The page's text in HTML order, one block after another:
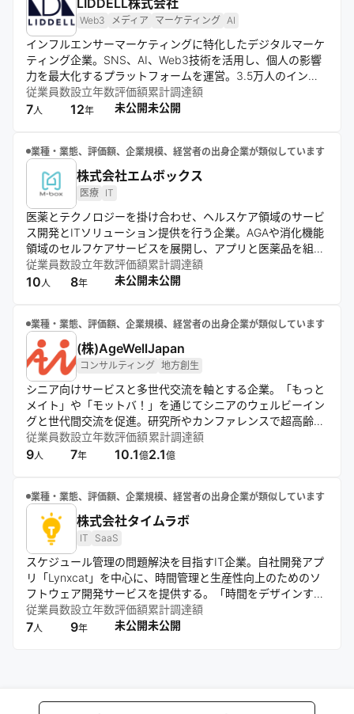
LIDDELL株式会社
Web3 メディア マーケティング AI
インフルエンサーマーケティングに特化したデジタルマーケ
ティング企業。SNS、AI、Web3技術を活用し、個人の影響
力を最大化するプラットフォームを運営。3.5万人のインフ
ルエンサーネットワークを駆使し、低コストで効果的なマー
ケティングサービスを提供。自社開発のアプリやメディアを
従業員数
7人
設立年数
12年
評価額
未公開
累計調達額
未公開
業種・業態、評価額、企業規模、経営者の出身企業が類似しています
株式会社エムボックス
医療 IT
医薬とテクノロジーを掛け合わせ、ヘルスケア領域のサービ
ス開発とITソリューション提供を行う企業。AGAや消化機能
領域のセルフケアサービスを展開し、アプリと医薬品を組み
合わせたプロダクトを開発。症状データに基づく最適なケア
を提供し、テクノロジーの力でセルフメディケーションのあ
従業員数
10人
設立年数
8年
評価額
未公開
累計調達額
未公開
業種・業態、評価額、企業規模、経営者の出身企業が類似しています
(株)AgeWellJapan
コンサルティング 地方創生
シニア向けサービスと多世代交流を軸とする企業。「もっと
メイト」や「モットバ！」を通じてシニアのウェルビーイン
グと世代間交流を促進。研究所やカンファレンスで超高齢社
会の課題を探求し、企業・自治体向けコンサルティングも展
開。「Age-Well」の概念普及を目指す。
従業員数
9人
設立年数
7年
評価額
10.1億
累計調達額
2.1億
業種・業態、評価額、企業規模、経営者の出身企業が類似しています
株式会社タイムラボ
IT SaaS
スケジュール管理の問題解決を目指すIT企業。自社開発アプ
リ「Lynxcat」を中心に、時間管理と生産性向上のためのソ
フトウェア開発サービスを提供する。「時間をデザインす
る」をコンセプトに、国内外での事業展開と組織拡大を図
る。
従業員数
7人
設立年数
9年
評価額
未公開
累計調達額
未公開